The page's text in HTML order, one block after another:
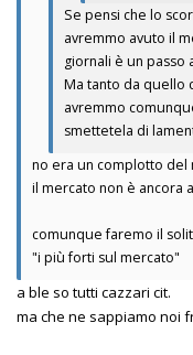
Se pensi che lo
avremmo avuto il
giornali è un passo
Ma tanto da quello
avremmo
smettetela di
no era un complotto del
il mercato non è ancora
comunque faremo il
"i più forti sul mercato"
a ble so tutti cazzari cit.
ma che ne sappiamo noi